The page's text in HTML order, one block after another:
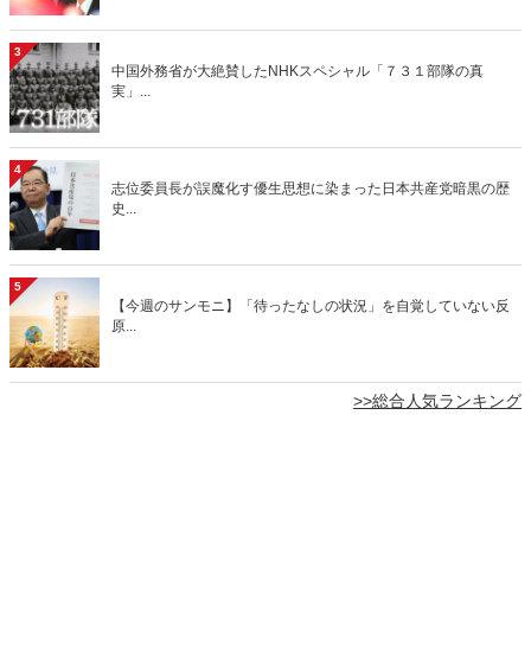
3
中国外務省が大絶賛したNHKスペシャル「７３１部隊の真
実」...
4
志位委員長が誤魔化す優生思想に染まった日本共産党暗黒の歴
史...
5
【今週のサンモニ】「待ったなしの状況」を自覚していない反
原...
>>総合人気ランキング